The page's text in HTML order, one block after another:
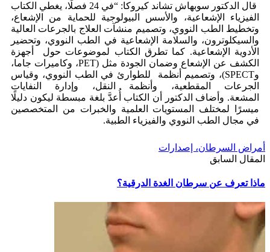
قال الدكتور سوبهاش تشاند كيروكا: “في 24 فصلًا، يغطي الكتاب
الفيزياء الإشعاعية، والأسس البيولوجية للحماية من الإشعاع،
وتخطيط الطب النووي، وتصميم منشآت العلاج بالجرعات العالية
والسيكلوترون، والسلامة الإشعاعية في الطب النووي، وتحضير
الأدوية الإشعاعية. كما تطرق الكتاب لموضوعات حول أجهزة
الكشف عن الإشعاع وضمان الجودة مثل (
PET، وكاميرات جاما،
وSPECT)، وتصميم أنظمة للطوارئ في الطب النووي، وقياس
الجرعات المقطعية، وأنظمة النقل، وإدارة النفايات
المشعة. وأضاف الدكتور أن الكتاب أُعدَّ بلغة مبسطة ليكون دليلًا
ميسرًا لمختلف المستويات العلمية والخبرات من المتخصصين
في مجال الطب النووي والفيزياء الطبية.
أمراض السرطان، إصدارات
المقال السابق
ماذا تعرف عن سرطان الغدة الدرقية؟